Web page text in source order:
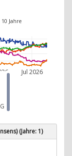
10 Jahre
Jul 2026
(Jahre: 1)